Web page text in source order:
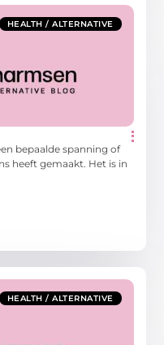
HEALTH / ALTERNATIVE
bepaalde spanning of
heeft gemaakt. Het is in
HEALTH / ALTERNATIVE